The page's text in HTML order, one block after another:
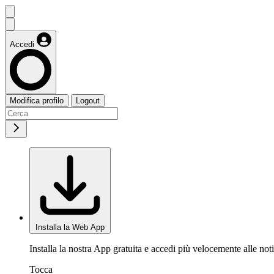
Accedi
Modifica profilo Logout
Installa la Web App
Installa la nostra App gratuita e accedi più velocemente alle
Tocca